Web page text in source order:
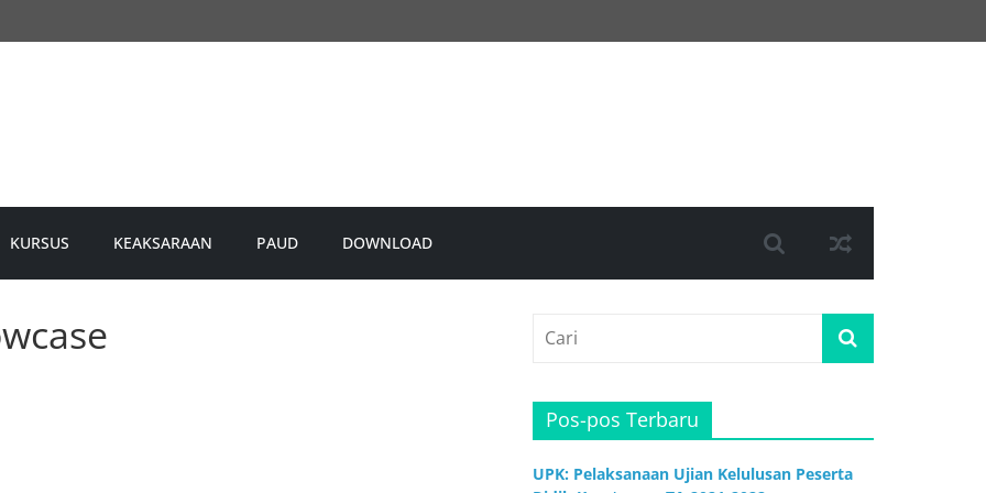
KURSUS KEAKSARAAN PAUD DOWNLOAD
Pos-pos Terbaru
UPK: Pelaksanaan Ujian Kelulusan Peserta